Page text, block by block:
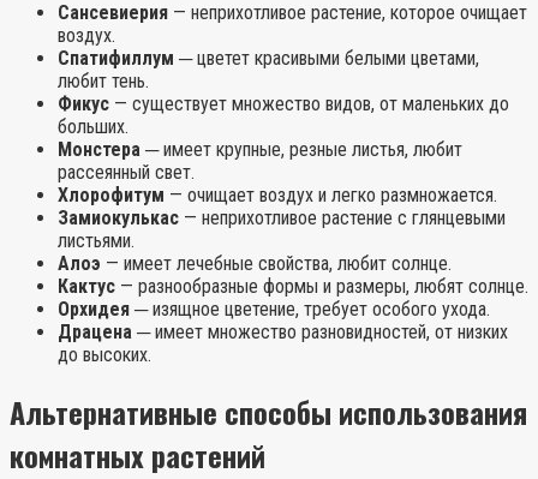
Сансевиерия — неприхотливое растение, которое очищает
воздух.
Спатифиллум ─ цветет красивыми белыми цветами,
любит тень.
Фикус — существует множество видов, от маленьких до
больших.
Монстера ─ имеет крупные, резные листья, любит
рассеянный свет.
Хлорофитум — очищает воздух и легко размножается.
Замиокулькас — неприхотливое растение с глянцевыми
листьями.
Алоэ — имеет лечебные свойства, любит солнце.
Кактус — разнообразные формы и размеры, любят солнце.
Орхидея ─ изящное цветение, требует особого ухода.
Драцена ─ имеет множество разновидностей, от низких
до высоких.
Альтернативные способы использования
комнатных растений